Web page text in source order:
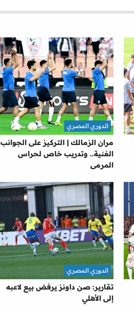
مران الزمالك | التركيز على الجوانب
الفنية.. وتدريب خاص لحراس
المرمى
الدوري المصري
تقارير: صن داونز يرفض بيع لاعبه
إلى الأهلي
الدوري المصري